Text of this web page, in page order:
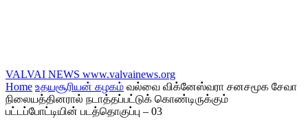
VALVAI NEWS www.valvainews.org
Home உதயசூரியன் கழகம் வல்வை விக்னேஸ்வரா சனசமூக சேவா
நிலையத்தினரால் நடாத்தப்பட்டுக் கொண்டிருக்கும்
பட்டப்போட்டியின் படத்தொகுப்பு – 03